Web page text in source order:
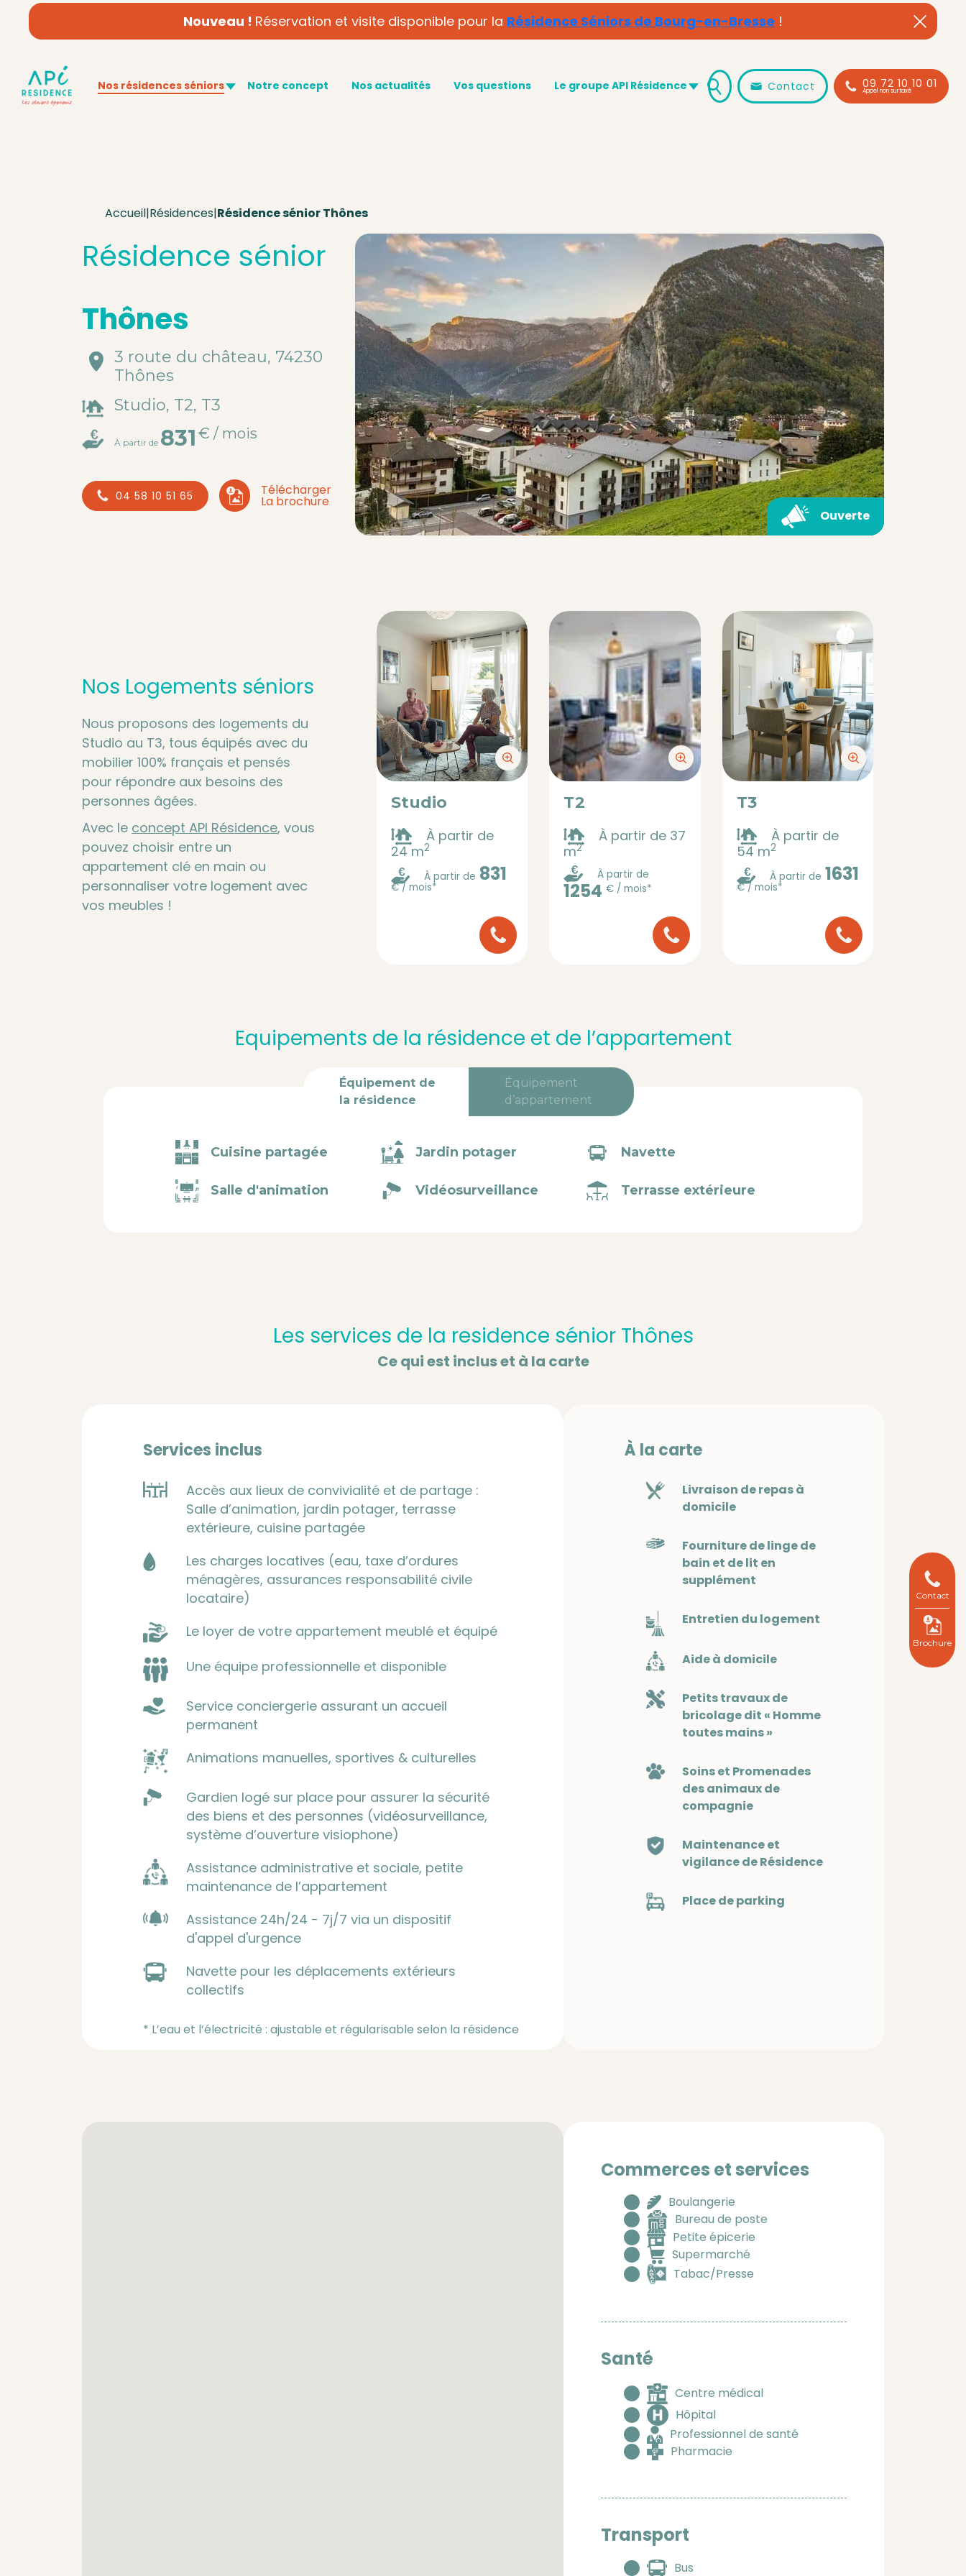
Nouveau ! Réservation et visite disponible pour la Résidence Séniors de Bourg-en-Bresse !
Nos résidences séniors Notre concept Nos actualités Vos questions Le groupe API Résidence Contact 09 72 10 10 01
Appel non surtaxé
Accueil|Résidences|Résidence sénior Thônes
Résidence sénior
Thônes
3 route du château, 74230
Thônes
Studio, T2, T3
À partir de 831 € / mois
04 58 10 51 65 Télécharger
La brochure
Ouverte
Nos Logements séniors
Nous proposons des logements du
Studio au T3, tous équipés avec du
mobilier 100% français et pensés
pour répondre aux besoins des
personnes âgées.
Avec le concept API Résidence, vous
pouvez choisir entre un
appartement clé en main ou
personnaliser votre logement avec
vos meubles !
Studio
À partir de
24 m2
À partir de 831
€ / mois*
T2
À partir de 37
m2
À partir de
1254€ / mois*
T3
À partir de
54 m2
À partir de 1631
€ / mois*
Equipements de la résidence et de l’appartement
Équipement de
la résidence
Équipement
d’appartement
Cuisine partagée Jardin potager Navette
Salle d'animation Vidéosurveillance Terrasse extérieure
Les services de la residence sénior Thônes
Ce qui est inclus et à la carte
Services inclus
Accès aux lieux de convivialité et de partage :
Salle d’animation, jardin potager, terrasse
extérieure, cuisine partagée
Les charges locatives (eau, taxe d’ordures
ménagères, assurances responsabilité civile
locataire)
Le loyer de votre appartement meublé et équipé
Une équipe professionnelle et disponible
Service conciergerie assurant un accueil
permanent
Animations manuelles, sportives & culturelles
Gardien logé sur place pour assurer la sécurité
des biens et des personnes (vidéosurveillance,
système d’ouverture visiophone)
Assistance administrative et sociale, petite
maintenance de l’appartement
Assistance 24h/24 - 7j/7 via un dispositif
d'appel d'urgence
Navette pour les déplacements extérieurs
collectifs
* L’eau et l’électricité : ajustable et régularisable selon la résidence
À la carte
Livraison de repas à
domicile
Fourniture de linge de
bain et de lit en
supplément
Entretien du logement
Aide à domicile
Petits travaux de
bricolage dit « Homme
toutes mains »
Soins et Promenades
des animaux de
compagnie
Maintenance et
vigilance de Résidence
Place de parking
Commerces et services
Boulangerie
Bureau de poste
Petite épicerie
Supermarché
Tabac/Presse
Santé
Centre médical
Hôpital
Professionnel de santé
Pharmacie
Transport
Bus
Contact
Brochure